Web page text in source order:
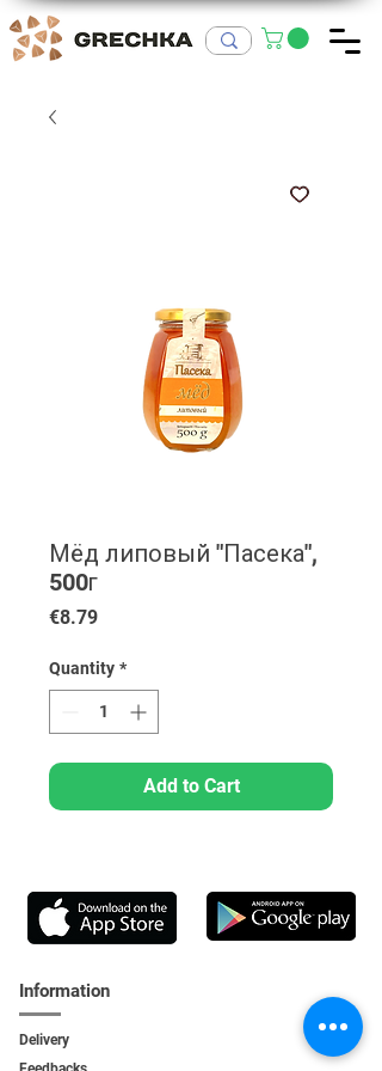
Мёд липовый "Пасека",
500г
€8.79Price
Quantity *
Add to Cart
Information
Delivery